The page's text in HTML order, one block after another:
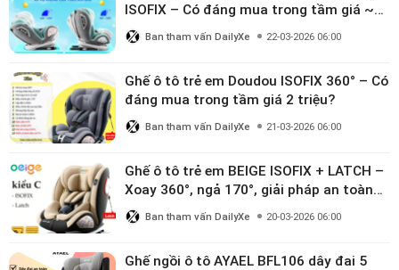
ISOFIX – Có đáng mua trong tầm giá ~3
triệu
Ban tham vấn DailyXe 22-03-2026 06:00
Ghế ô tô trẻ em Doudou ISOFIX 360° – Có
đáng mua trong tầm giá 2 triệu?
Ban tham vấn DailyXe 21-03-2026 06:00
Ghế ô tô trẻ em BEIGE ISOFIX + LATCH –
Xoay 360°, ngả 170°, giải pháp an toàn
linh hoạt cho bé 0–10 tuổi
Ban tham vấn DailyXe 20-03-2026 06:00
Ghế ngồi ô tô AYAEL BFL106 dây đai 5